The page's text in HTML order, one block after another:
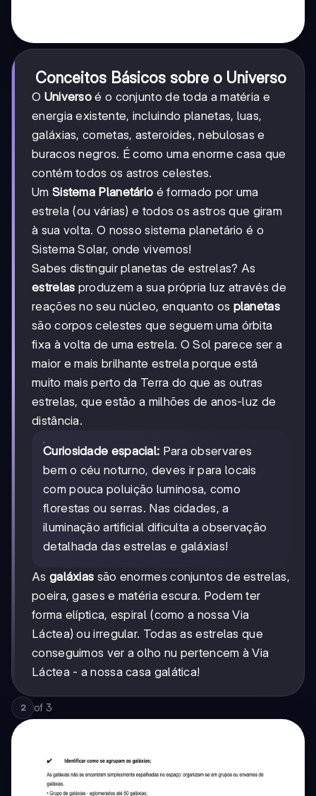
Conceitos Básicos sobre o Universo
O Universo é o conjunto de toda a matéria e
energia existente, incluindo planetas, luas,
galáxias, cometas, asteroides, nebulosas e
buracos negros. É como uma enorme casa que
contém todos os astros celestes.
Um Sistema Planetário é formado por uma
estrela (ou várias) e todos os astros que giram
à sua volta. O nosso sistema planetário é o
Sistema Solar, onde vivemos!
Sabes distinguir planetas de estrelas? As
estrelas produzem a sua própria luz através de
reações no seu núcleo, enquanto os planetas
são corpos celestes que seguem uma órbita
fixa à volta de uma estrela. O Sol parece ser a
maior e mais brilhante estrela porque está
muito mais perto da Terra do que as outras
estrelas, que estão a milhões de anos-luz de
distância.
Curiosidade espacial: Para observares
bem o céu noturno, deves ir para locais
com pouca poluição luminosa, como
florestas ou serras. Nas cidades, a
iluminação artificial dificulta a observação
detalhada das estrelas e galáxias!
As galáxias são enormes conjuntos de estrelas,
poeira, gases e matéria escura. Podem ter
forma elíptica, espiral (como a nossa Via
Láctea) ou irregular. Todas as estrelas que
conseguimos ver a olho nu pertencem à Via
Láctea - a nossa casa galática!
2 of 3